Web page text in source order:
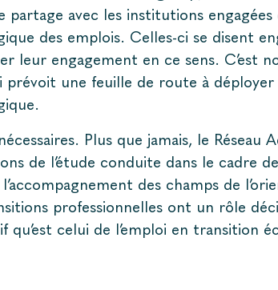
partage avec les institutions engagées
des emplois. Celles-ci se disent
leur engagement en ce sens. C’est
prévoit une feuille de route à déployer
Plus que jamais, le Réseau
de l’étude conduite dans le cadre
des champs de
professionnelles ont un rôle
qu’est celui de l’emploi en transition